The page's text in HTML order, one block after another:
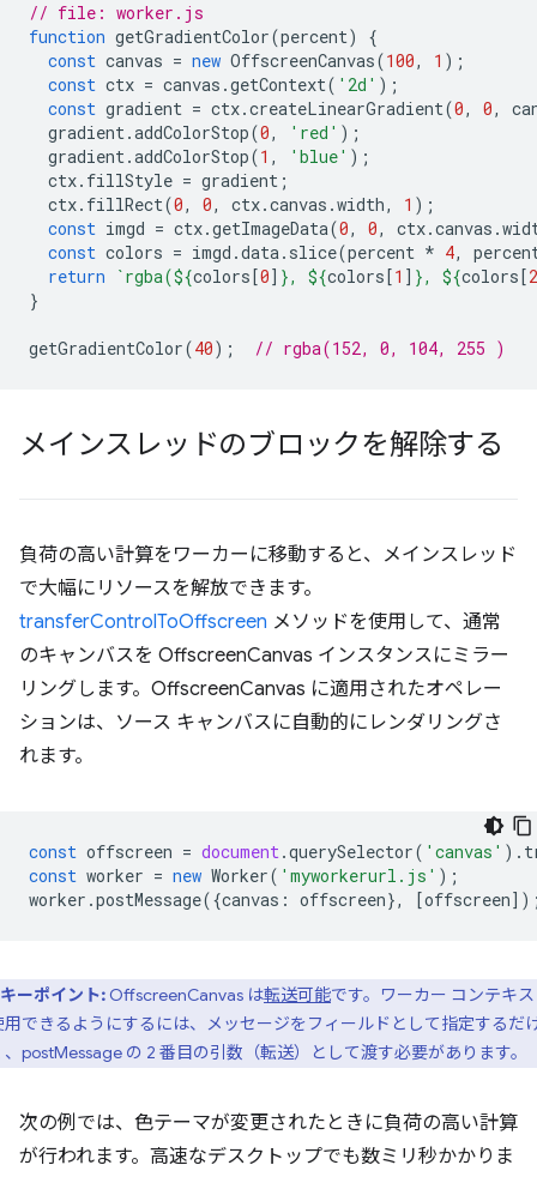
// file: worker.js
function getGradientColor(percent)
{
const canvas = new OffscreenCanvas(100, 1 );
const ctx = canvas .getContext( '2d' );
const gradient = ctx.createLinearGradient(0, 0,
gradient.addColorStop(0, 'red' );
gradient.addColorStop(1 , 'blue' );
ctx. fillStyle = gradient ;
ctx. fillRect(0, 0, ctx.canvas .width, 1 );
const imgd = ctx.getImageData(0, 0, ctx.canvas .
const colors = imgd .data. slice(percent * 4,
return
`rgba(${colors[0] }, ${colors[1 ] }, ${colors[2
}
getGradientColor(40); // rgba(152, 0, 104, 255 )
メインスレッドのブロックを解除する
負荷の高い計算をワーカーに移動すると、メインスレッド
で大幅にリソースを解放できます。
transferControlToOffscreen メソッドを使用して、通常
のキャンバスを OffscreenCanvas インスタンスにミラー
リングします。OffscreenCanvas に適用されたオペレー
ションは、ソース キャンバスに自動的にレンダリングさ
れます。
const offscreen = document.querySelector( 'canvas' ).
const worker = new Worker( 'myworkerurl.js' );
worker .postMessage({canvas : offscreen}, [offscreen
キーポイント: OffscreenCanvas は転送可能です。ワーカー コンテキ
用できるようにするには、メッセージをフィールドとして指定するだ
、postMessage の 2 番目の引数（転送）として渡す必要があります。
次の例では、色テーマが変更されたときに負荷の高い計算
が行われます。高速なデスクトップでも数ミリ秒かかりま